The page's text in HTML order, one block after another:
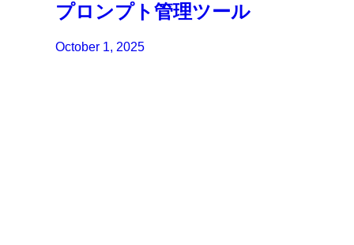
プロンプト管理ツール
October 1, 2025